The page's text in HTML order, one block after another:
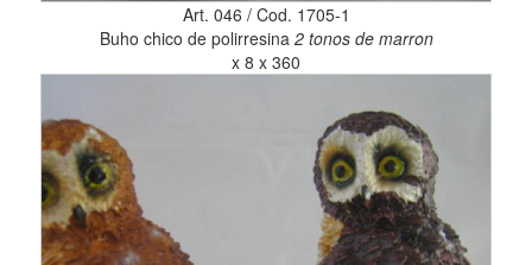
Art. 046 / Cod. 1705-1
Buho chico de polirresina 2 tonos de marron
x 8 x 360